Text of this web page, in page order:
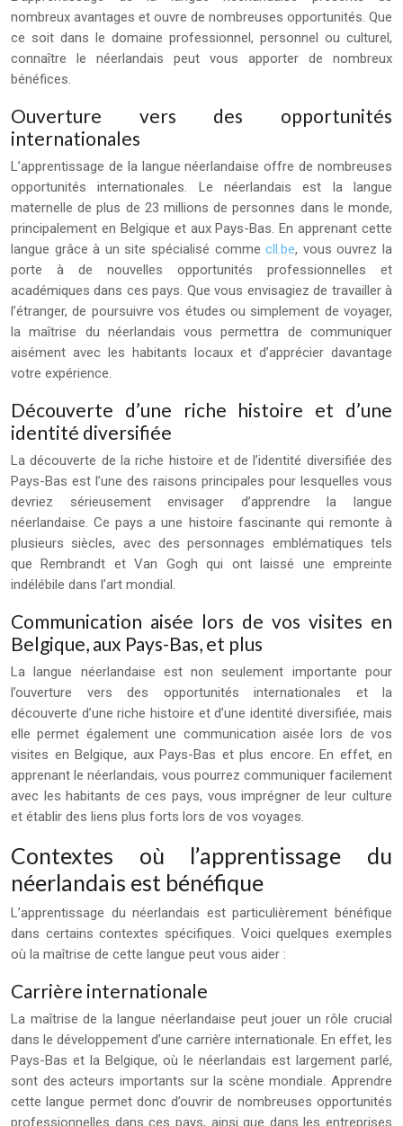
nombreux avantages et ouvre de nombreuses opportunités. Que
ce soit dans le domaine professionnel, personnel ou culturel,
connaître le néerlandais peut vous apporter de nombreux
bénéfices.
Ouverture vers des opportunités
internationales
L’apprentissage de la langue néerlandaise offre de nombreuses
opportunités internationales. Le néerlandais est la langue
maternelle de plus de 23 millions de personnes dans le monde,
principalement en Belgique et aux Pays-Bas. En apprenant cette
langue grâce à un site spécialisé commecll.be, vous ouvrez la
porte à de nouvelles opportunités professionnelles et
académiques dans ces pays. Que vous envisagiez de travailler à
l’étranger, de poursuivre vos études ou simplement de voyager,
la maîtrise du néerlandais vous permettra de communiquer
aisément avec les habitants locaux et d’apprécier davantage
votre expérience.
Découverte d’une riche histoire et d’une
identité diversifiée
La découverte de la riche histoire et de l’identité diversifiée des
Pays-Bas est l’une des raisons principales pour lesquelles vous
devriez sérieusement envisager d’apprendre la langue
néerlandaise. Ce pays a une histoire fascinante qui remonte à
plusieurs siècles, avec des personnages emblématiques tels
que Rembrandt et Van Gogh qui ont laissé une empreinte
indélébile dans l’art mondial.
Communication aisée lors de vos visites en
Belgique, aux Pays-Bas, et plus
La langue néerlandaise est non seulement importante pour
l’ouverture vers des opportunités internationales et la
découverte d’une riche histoire et d’une identité diversifiée, mais
elle permet également une communication aisée lors de vos
visites en Belgique, aux Pays-Bas et plus encore. En effet, en
apprenant le néerlandais, vous pourrez communiquer facilement
avec les habitants de ces pays, vous imprégner de leur culture
et établir des liens plus forts lors de vos voyages.
Contextes où l’apprentissage du
néerlandais est bénéfique
L’apprentissage du néerlandais est particulièrement bénéfique
dans certains contextes spécifiques. Voici quelques exemples
où la maîtrise de cette langue peut vous aider :
Carrière internationale
La maîtrise de la langue néerlandaise peut jouer un rôle crucial
dans le développement d’une carrière internationale. En effet, les
Pays-Bas et la Belgique, où le néerlandais est largement parlé,
sont des acteurs importants sur la scène mondiale. Apprendre
cette langue permet donc d’ouvrir de nombreuses opportunités
professionnelles dans ces pays, ainsi que dans les entreprises